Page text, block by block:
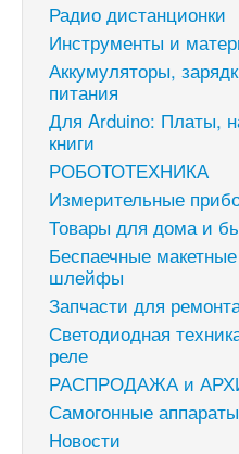
Радио дистанционки
Инструменты и
Аккумуляторы,
питания
Для Arduino: Платы,
книги
РОБОТОТЕХНИКА
Измерительные
Товары для дома и
Беспаечные
шлейфы
Запчасти для
Светодиодная
реле
РАСПРОДАЖА и
Самогонные
Новости